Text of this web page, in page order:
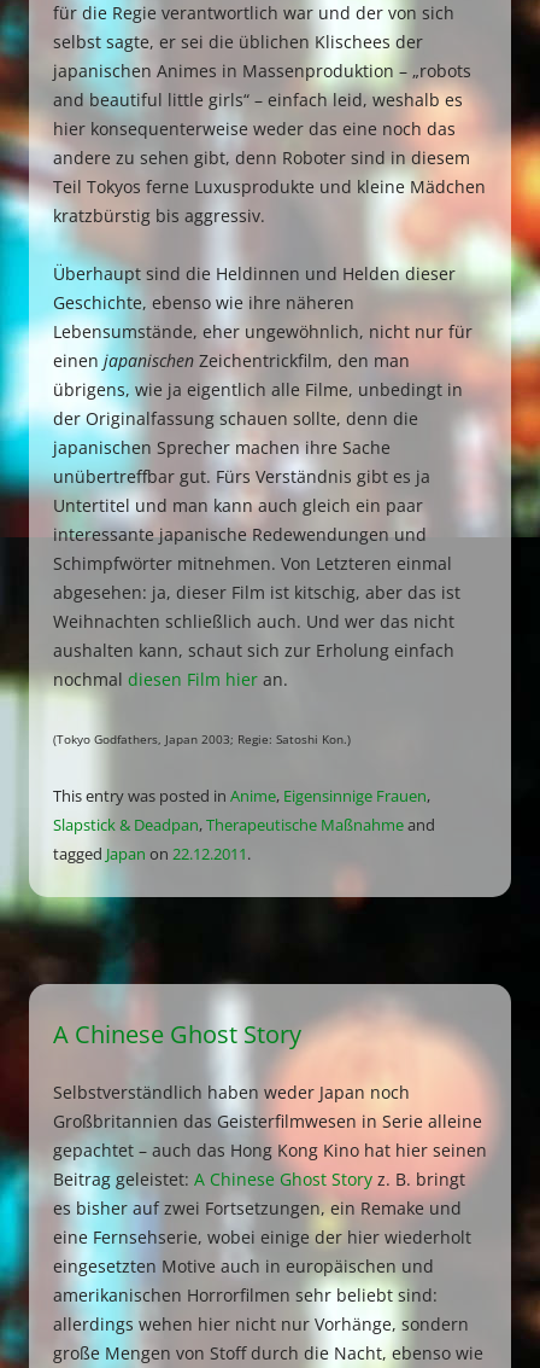
für die Regie verantwortlich war und der von sich
selbst sagte, er sei die üblichen Klischees der
japanischen Animes in Massenproduktion – „robots
and beautiful little girls“ – einfach leid, weshalb es
hier konsequenterweise weder das eine noch das
andere zu sehen gibt, denn Roboter sind in diesem
Teil Tokyos ferne Luxusprodukte und kleine Mädchen
kratzbürstig bis aggressiv.
Überhaupt sind die Heldinnen und Helden dieser
Geschichte, ebenso wie ihre näheren
Lebensumstände, eher ungewöhnlich, nicht nur für
einen japanischen Zeichentrickfilm, den man
übrigens, wie ja eigentlich alle Filme, unbedingt in
der Originalfassung schauen sollte, denn die
japanischen Sprecher machen ihre Sache
unübertreffbar gut. Fürs Verständnis gibt es ja
Untertitel und man kann auch gleich ein paar
interessante japanische Redewendungen und
Schimpfwörter mitnehmen. Von Letzteren einmal
abgesehen: ja, dieser Film ist kitschig, aber das ist
Weihnachten schließlich auch. Und wer das nicht
aushalten kann, schaut sich zur Erholung einfach
nochmal diesen Film hier an.
(Tokyo Godfathers, Japan 2003; Regie: Satoshi Kon.)
This entry was posted in Anime, Eigensinnige Frauen,
Slapstick & Deadpan,Therapeutische Maßnahmeand
tagged Japan on 22.12.2011.
A Chinese Ghost Story
Selbstverständlich haben weder Japan noch
Großbritannien das Geisterfilmwesen in Serie alleine
gepachtet – auch das Hong Kong Kino hat hier seinen
Beitrag geleistet: A Chinese Ghost Story z. B. bringt
es bisher auf zwei Fortsetzungen, ein Remake und
eine Fernsehserie, wobei einige der hier wiederholt
eingesetzten Motive auch in europäischen und
amerikanischen Horrorfilmen sehr beliebt sind:
allerdings wehen hier nicht nur Vorhänge, sondern
große Mengen von Stoff durch die Nacht, ebenso wie